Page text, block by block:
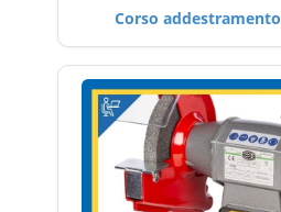
Corso